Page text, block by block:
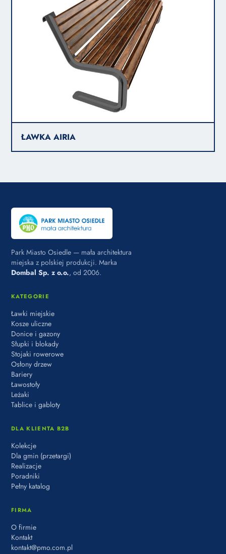
ŁAWKA AIRIA
Park Miasto Osiedle — mała architektura
miejska z polskiej produkcji. Marka
Dombal Sp. z o.o., od 2006.
KATEGORIE
Ławki miejskie
Kosze uliczne
Donice i gazony
Słupki i blokady
Stojaki rowerowe
Osłony drzew
Bariery
Ławostoły
Leżaki
Tablice i gabloty
DLA KLIENTA B2B
Kolekcje
Dla gmin (przetargi)
Realizacje
Poradniki
Pełny katalog
FIRMA
O firmie
Kontakt
kontakt@pmo.com.pl